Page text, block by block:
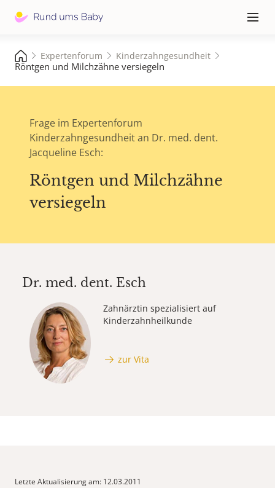
≡
Expertenforum Kinderzahngesundheit
Röntgen und Milchzähne versiegeln
Frage im Expertenforum
Kinderzahngesundheit an Dr. med. dent.
Jacqueline Esch:
Röntgen und Milchzähne
versiegeln
Dr. med. dent. Esch
Zahnärztin spezialisiert auf
Kinderzahnheilkunde
zur Vita
Letzte Aktualisierung am: 12.03.2011